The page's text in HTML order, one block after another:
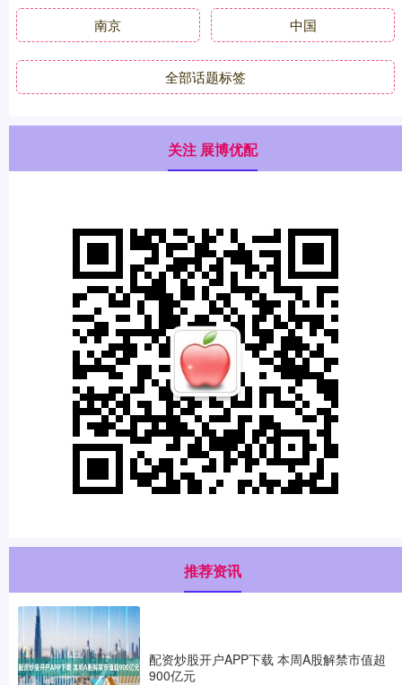
南京 中国
全部话题标签
关注 展博优配
推荐资讯
配资炒股开户APP下载 本周A股解禁市值超
900亿元